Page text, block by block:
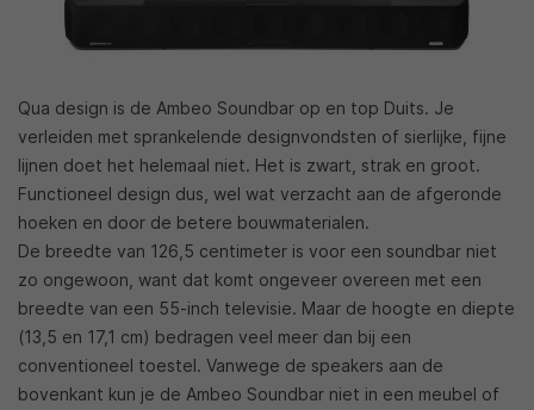
Qua design is de Ambeo Soundbar op en top Duits. Je
verleiden met sprankelende designvondsten of sierlijke, fijne
lijnen doet het helemaal niet. Het is zwart, strak en groot.
Functioneel design dus, wel wat verzacht aan de afgeronde
hoeken en door de betere bouwmaterialen.
De breedte van 126,5 centimeter is voor een soundbar niet
zo ongewoon, want dat komt ongeveer overeen met een
breedte van een 55-inch televisie. Maar de hoogte en diepte
(13,5 en 17,1 cm) bedragen veel meer dan bij een
conventioneel toestel. Vanwege de speakers aan de
bovenkant kun je de Ambeo Soundbar niet in een meubel of